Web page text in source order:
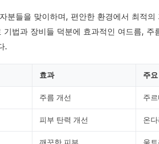
분들을 맞이하며, 편안한 환경에서 최적의
기법과 장비들 덕분에 효과적인 여드름, 주
.
효과 주
주름 개선 주
피부 탄력 개선 온
깨끗한 피부 울